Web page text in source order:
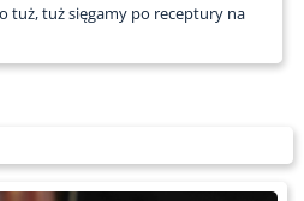
tuż, tuż sięgamy po receptury na